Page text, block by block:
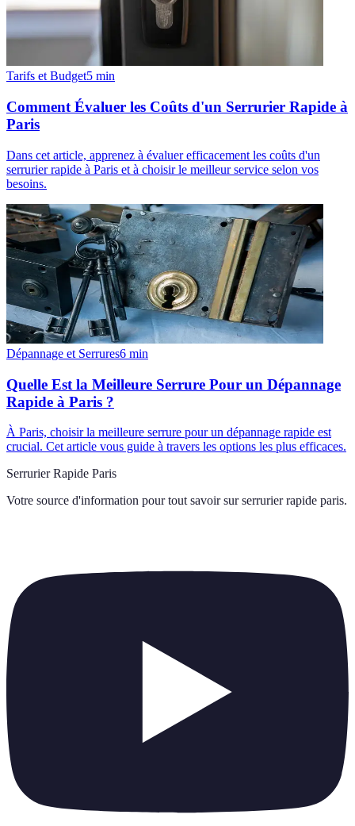
Tarifs et Budget5 min
Comment Évaluer les Coûts d'un Serrurier Rapide à
Paris
Dans cet article, apprenez à évaluer efficacement les coûts d'un
serrurier rapide à Paris et à choisir le meilleur service selon vos
besoins.
Dépannage et Serrures6 min
Quelle Est la Meilleure Serrure Pour un Dépannage
Rapide à Paris ?
À Paris, choisir la meilleure serrure pour un dépannage rapide est
crucial. Cet article vous guide à travers les options les plus efficaces.
Serrurier Rapide Paris
Votre source d'information pour tout savoir sur serrurier rapide paris.